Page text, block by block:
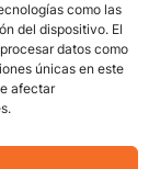
como las
del dispositivo. El
datos como
únicas en este
afectar